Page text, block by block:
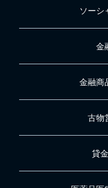
ソーシ
金
金融商
古物
貸